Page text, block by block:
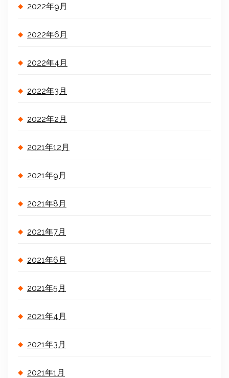
2022年9月
2022年6月
2022年4月
2022年3月
2022年2月
2021年12月
2021年9月
2021年8月
2021年7月
2021年6月
2021年5月
2021年4月
2021年3月
2021年1月